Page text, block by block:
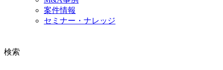
案件情報
セミナー・ナレッジ
検索